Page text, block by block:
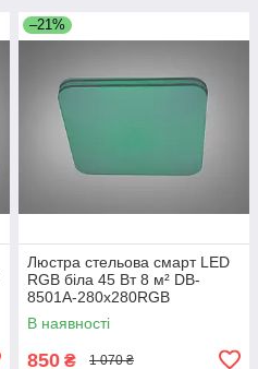
–21%
Люстра стельова смарт LED
RGB біла 45 Вт 8 м² DB-
8501A-280x280RGB
В наявності
850 ₴ 1 070 ₴